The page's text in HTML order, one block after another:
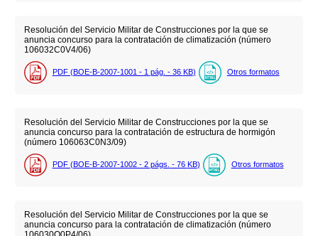
Resolución del Servicio Militar de Construcciones por la que se
anuncia concurso para la contratación de climatización (número
106032C0V4/06)
PDF (BOE-B-2007-1001 - 1 pág. - 36 KB) Otros formatos
Resolución del Servicio Militar de Construcciones por la que se
anuncia concurso para la contratación de estructura de hormigón
(número 106063C0N3/09)
PDF (BOE-B-2007-1002 - 2 págs. - 76 KB) Otros formatos
Resolución del Servicio Militar de Construcciones por la que se
anuncia concurso para la contratación de climatización (número